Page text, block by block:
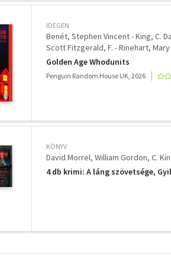
IDEGEN
Benét, Stephen Vincent - King, C.
Scott Fitzgerald, F. - Rinehart,
Lardner, Ring - Eberhart, Mignon
Helen - Queen, Ellery - Post,
Golden Age Whodunits
Penguin Random House UK, 2026
KÖNYV
David Morrel William Gordon C.
4 db krimi: A láng szövetsége,